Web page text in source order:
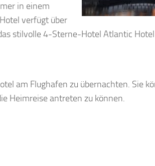
in einem
verfügt über
stilvolle 4-Sterne-Hotel Atlantic
am Flughafen zu übernachten. Sie
Heimreise antreten zu können.